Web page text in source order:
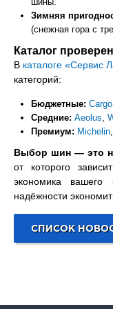
Зимняя
(снежная гора с
Каталог
В каталоге «Сервис
категорий:
Бюджетные:
Средние: Aeolus,
Премиум: Michelin,
Выбор шин — это
от которого
экономика
надёжности
СПИСОК